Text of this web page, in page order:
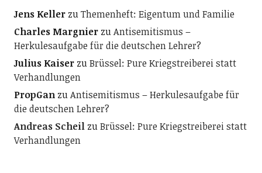
Jens KellerzuThemenheft: Eigentum und Familie
Charles MargnierzuAntisemitismus –
Herkulesaufgabe für die deutschen Lehrer?
Julius KaiserzuBrüssel: Pure Kriegstreiberei statt
Verhandlungen
PropGanzuAntisemitismus – Herkulesaufgabe für
die deutschen Lehrer?
Andreas ScheilzuBrüssel: Pure Kriegstreiberei statt
Verhandlungen